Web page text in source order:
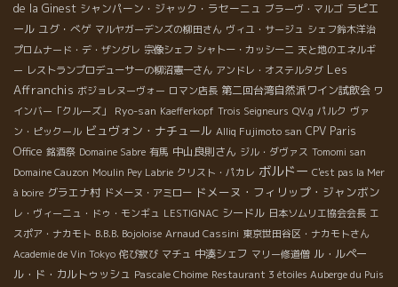
de la Ginest シャンパーン・ジャック・ラセーニュ ブラーヴ・マルゴ ラピエ
ール ユグ・べゲ マルヤガーデンズの柳田さん ヴィユ・サージュ シェフ鈴木洋治
プロムナード・デ・ザングレ 宗像シェフ シャトー・カッシーニ 天と地のエネルギ
ー レストランプロデューサーの柳沼憲一さん アンドレ・オステルタグ Les
Affranchis ボジョレヌーヴォー ロマン店長 第二回台湾自然派ワイン試飲会 ワ
インバー「クルーズ」
Ryo-san Kaefferkopf Trois Seigneurs QV.g パルク ヴァ
ン・ピックール ビュヴォン・ナチュール Alliq Fujimoto san CPV Paris
Office 銘酒祭 Domaine Sabre 有馬 中山良則さん ジル・ダヴァス Tomomi san
Domaine Cauzon Moulin Pey Labrie クリスト・パカレ ボルドー C'est pas la Mer
à boire グラエナ村 ドメーヌ・アミロー ドメーヌ・フィリップ・ジャンボン
レ・ヴィーニュ・ドゥ・モンギュ LESTIGNAC シードル 日本ソムリエ協会会長 エ
スポア・ナカモト B.B.B. Bojoloise Arnaud Cassini 東京世田谷区・ナカモトさん
Academie de Vin Tokyo 侘び寂び マチュ 中湊シェフ マリー修道僧 ル・ルペー
ル・ド・カルトゥッシュ Pascale Choime Restaurant 3 étoiles Auberge du Puis